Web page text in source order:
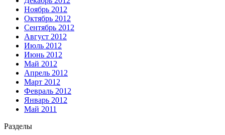
Ноябрь 2012
Октябрь 2012
Сентябрь 2012
Август 2012
Июль 2012
Июнь 2012
Май 2012
Апрель 2012
Март 2012
Февраль 2012
Январь 2012
Май 2011
Разделы